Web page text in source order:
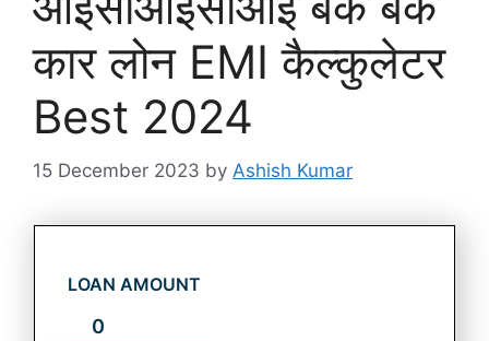
कार लोन EMI कैल्कुलेटर
Best 2024
15 December 2023 by Ashish Kumar
LOAN AMOUNT